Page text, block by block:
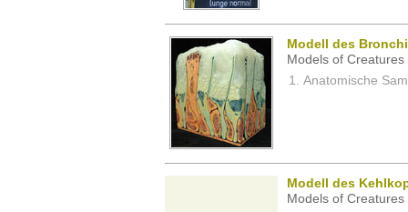
Modell des
Models of
Anatomische
Modell des
Models of